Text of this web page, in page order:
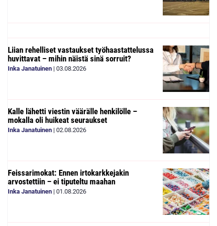
Liian rehelliset vastaukset työhaastattelussa
huvittavat – mihin näistä sinä sorruit?
Inka Janatuinen | 03.08.2026
Kalle lähetti viestin väärälle henkilölle –
mokalla oli huikeat seuraukset
Inka Janatuinen | 02.08.2026
Feissarimokat: Ennen irtokarkkejakin
arvostettiin – ei tiputeltu maahan
Inka Janatuinen | 01.08.2026